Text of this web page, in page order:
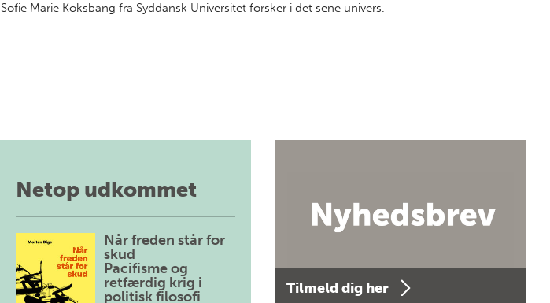
Sofie Marie Koksbang fra Syddansk Universitet forsker i det sene univers.
Netop udkommet
Når freden står for
skud
Pacifisme og
retfærdig krig i
politisk filosofi
Tilmeld dig her